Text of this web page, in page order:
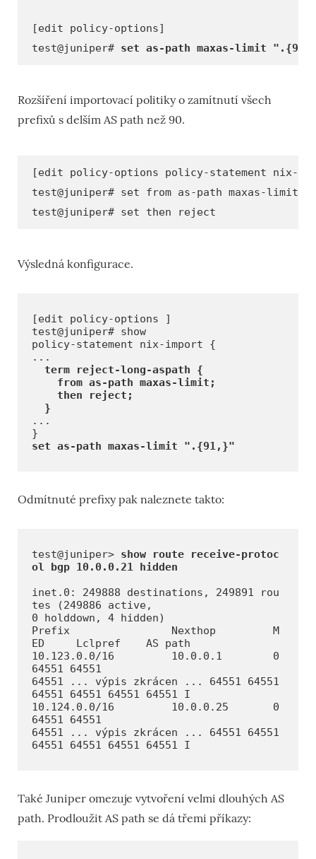
[edit policy-options]
test@juniper# set as-path maxas-limit
Rozšíření importovací politiky o zamítnutí všech
prefixů s delším AS path než 90.
[edit policy-options policy-statement nix-
test@juniper# set from as-path maxas-limit
test@juniper# set then reject
Výsledná konfigurace.
[edit policy-options ]
test@juniper# show
policy-statement nix-import {
...
term reject-long-aspath {
...
set as-path maxas-limit ".{91,}"
Odmítnuté prefixy pak naleznete takto:
test@juniper> show route receive-protoc
ol bgp 10.0.0.21 hidden
inet.0: 249888 destinations, 249891 rou
tes (249886 active,
0 holddown, 4 hidden)
Prefix                Nexthop         M
ED     Lclpref    AS path
10.123.0.0/16         10.0.0.1        0
64551 64551
64551 ... výpis zkrácen ... 64551 64551
64551 64551 64551 64551 I
10.124.0.0/16         10.0.0.25       0
64551 64551
64551 ... výpis zkrácen ... 64551 64551
Také Juniper omezuje vytvoření velmi dlouhých AS
path. Prodloužit AS path se dá třemi příkazy: